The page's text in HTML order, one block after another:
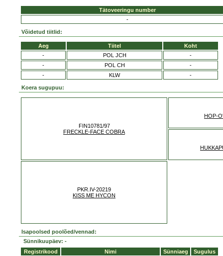
Tätoveeringu number
-
Võidetud tiitlid:
Aeg Tiitel
Koht
-
POL JCH
-
-
POL CH
-
-
KLW -
Koera sugupuu:
FIN10781/97
FRECKLE-FACE COBRA
HOP-
PKR.IV-20219
KISS ME HYCON
Isapoolsed poolõed/vennad:
Sünnikuupäev: -
Registrikood
Nimi Sünniaeg
Sugulus